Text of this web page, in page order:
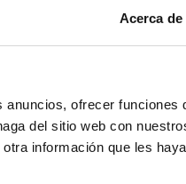
Acerca
ofrecer funciones
del sitio web con
información que les
la
por un
de